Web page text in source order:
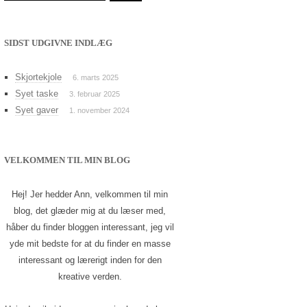
SIDST UDGIVNE INDLÆG
Skjortekjole 6. marts 2025
Syet taske 3. februar 2025
Syet gaver 1. november 2024
VELKOMMEN TIL MIN BLOG
Hej! Jer hedder Ann, velkommen til min
blog, det glæder mig at du læser med,
håber du finder bloggen interessant, jeg vil
yde mit bedste for at du finder en masse
interessant og lærerigt inden for den
kreative verden.